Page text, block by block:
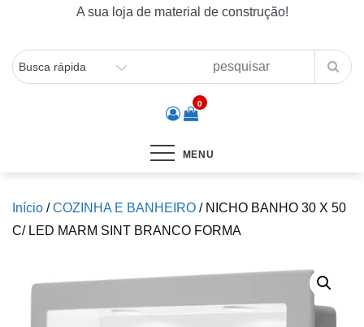
A sua loja de material de construção!
0
MENU
Início /COZINHA E BANHEIRO / NICHO BANHO 30 X 50
C/ LED MARM SINT BRANCO FORMA